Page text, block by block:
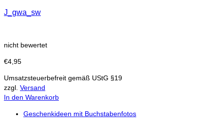
J_gwa_sw
nicht bewertet
€4,95
Umsatzsteuerbefreit gemäß UStG §19
zzgl. Versand
In den Warenkorb
Geschenkideen mit Buchstabenfotos